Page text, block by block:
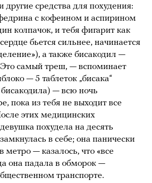
другие средства для похудения:
с кофеином и аспирином
колпачок, и тебя фигарит как
бьется сильнее, начинается
а также бисакодил —
самый треш, — вспоминает
— 5 таблеток „бисака“
— всю ночь
пока из тебя не выходит все
этих медицинских
похудела на десять
в себе; она панически
метро — казалось, что «все
она падала в обморок —
транспорте.